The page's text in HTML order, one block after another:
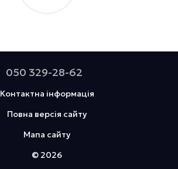
050 329-28-62
Контактна інформація
Повна версія сайту
Мапа сайту
© 2026